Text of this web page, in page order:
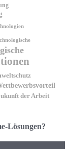
der Arbeit
Lösungen?